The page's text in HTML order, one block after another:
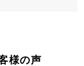
様の声